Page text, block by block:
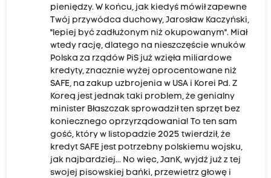
pieniędzy. W końcu, jak kiedyś mówił zapewne
Twój przywódca duchowy, Jarosław Kaczyński,
"lepiej być zadłużonym niż okupowanym". Miał
wtedy rację, dlatego na nieszczęście wnuków
Polska za rządów PiS już wzięła miliardowe
kredyty, znacznie wyżej oprocentowane niż
SAFE, na zakup uzbrojenia w USA i Korei Pd. Z
Koreą jest jednak taki problem, że genialny
minister Błaszczak sprowadził ten sprzęt bez
koniecznego oprzyrządowania! To ten sam
gość, który w listopadzie 2025 twierdził, że
kredyt SAFE jest potrzebny polskiemu wojsku,
jak najbardziej... No więc, JanK, wyjdź już z tej
swojej pisowskiej bańki, przewietrz głowę i